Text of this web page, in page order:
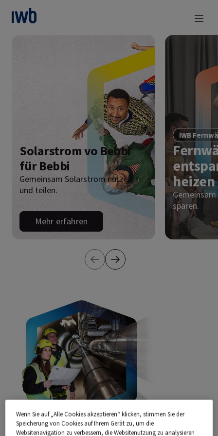
zum Main Content
Solarstrom vo Bebbi
für Bebbi
Gemeinsam Solarstrom nutzen
und teilen.
Mehr erfahren
IWB
heizen
sparen.
Wir suchen Verstärkung
Wenn Sie auf „Alle Cookies akzeptieren“ klicken, stimmen Sie der
Speicherung von Cookies auf Ihrem Gerät zu, um die
Websitenavigation zu verbessern, die Websitenutzung zu analysieren